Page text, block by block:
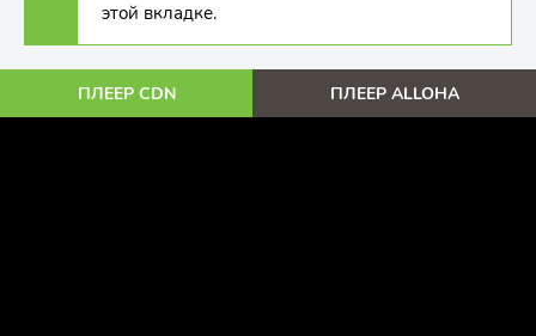
этой вкладке.
ПЛЕЕР CDN ПЛЕЕР ALLOHA